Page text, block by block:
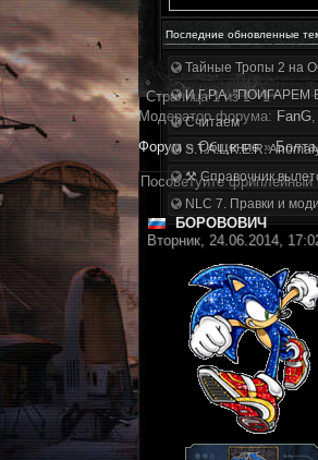
Последние обновленные
Тайные Тропы 2 на
И.Г.Р.А. "ПОИГАРЕМ
Считаем
S.T.A.L.K.E.R.
⚒ Справочник
NLC 7. Правки и
Страница1из1
1
Модератор форума: FanG,
Форум » Общение »
Посоветуйте фриплейный
БОРОВОВИЧ
Вторник, 24.06.2014,